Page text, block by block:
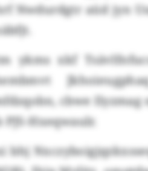
Nwdurdgtr aüd jyn
ykms xkf
cbwe
PJS-Hxeqwaulr.
bhj